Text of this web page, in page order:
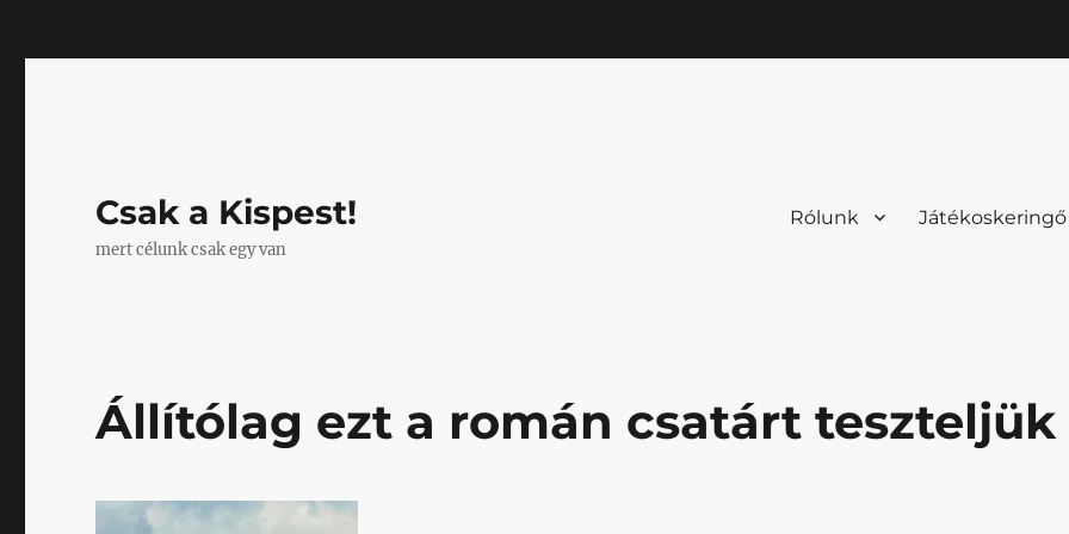
Csak a Kispest!
mert célunk csak egy van
Rólunk Játékoskeringő
Állítólag ezt a román csatárt teszteljük